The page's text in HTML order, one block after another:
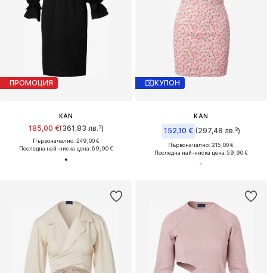
ПРОМОЦИЯ
KAN
185,00 €(361,83 лв.³)
Първоначално: 249,00 €
Последна най-ниска цена:69,90 €
КУПОН
KAN
152,10 € (297,48 лв.³)
Първоначално: 215,00 €
Последна най-ниска цена:59,90 €